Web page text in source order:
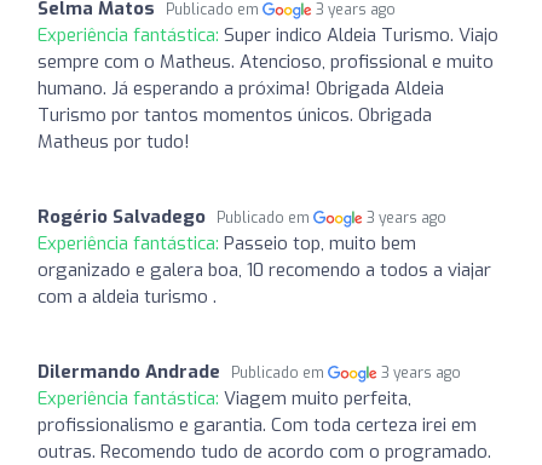
Selma Matos Publicado em 3 years ago
Experiência fantástica: Super indico Aldeia Turismo. Viajo
sempre com o Matheus. Atencioso, profissional e muito
humano. Já esperando a próxima! Obrigada Aldeia
Turismo por tantos momentos únicos. Obrigada
Matheus por tudo!
Rogério Salvadego Publicado em 3 years ago
Experiência fantástica: Passeio top, muito bem
organizado e galera boa, 10 recomendo a todos a viajar
com a aldeia turismo .
Dilermando Andrade Publicado em 3 years ago
Experiência fantástica: Viagem muito perfeita,
profissionalismo e garantia. Com toda certeza irei em
outras. Recomendo tudo de acordo com o programado.